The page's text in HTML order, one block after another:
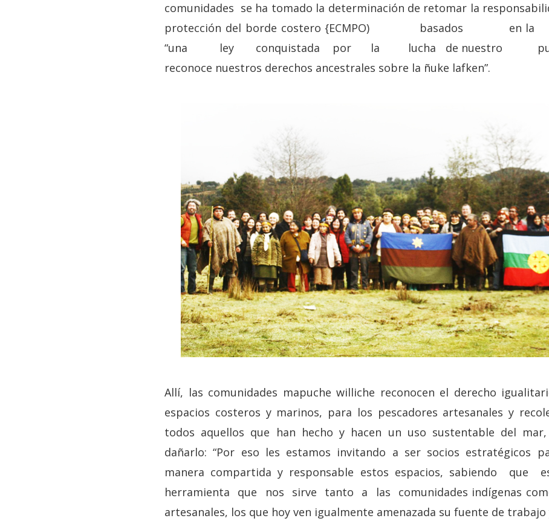
comunidades se ha tomado la determinación de retomar la
protección del borde costero {ECMPO) basados en
“una ley conquistada por la lucha de nuestro pueblo
reconoce nuestros derechos ancestrales sobre la ñuke lafken”.
Allí, las comunidades mapuche williche reconocen el derecho
espacios costeros y marinos, para los pescadores artesanales y
todos aquellos que han hecho y hacen un uso sustentable del
dañarlo: “Por eso les estamos invitando a ser socios estratégicos
manera compartida y responsable estos espacios, sabiendo
herramienta que nos sirve tanto a las comunidades indígenas
artesanales, los que hoy ven igualmente amenazada su fuente de trabajo